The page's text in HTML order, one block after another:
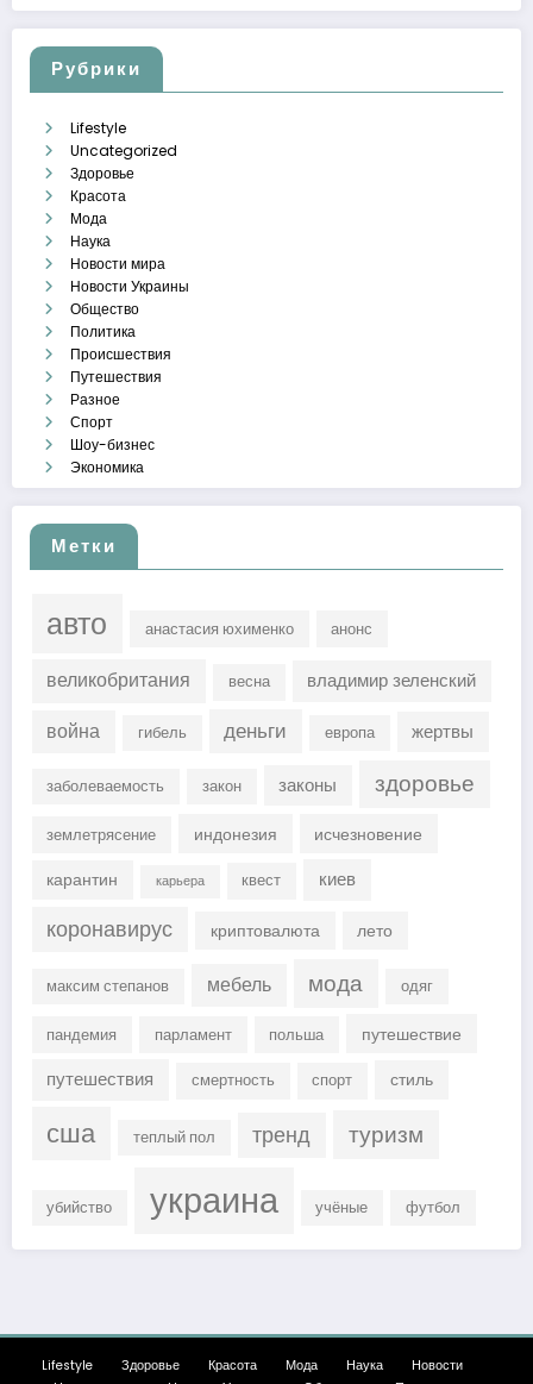
Рубрики
Lifestyle
Uncategorized
Здоровье
Красота
Мода
Наука
Новости мира
Новости Украины
Общество
Политика
Происшествия
Путешествия
Разное
Спорт
Шоу-бизнес
Экономика
Метки
авто анастасия юхименко анонс
великобритания весна владимир зеленский
война гибель деньги европа жертвы
заболеваемость закон законы здоровье
землетрясение индонезия
исчезновение
карантин
карьера квест киев
коронавирус криптовалюта лето
максим степанов мебель мода одяг
пандемия парламент польша путешествие
путешествия смертность спорт стиль
сша теплый пол тренд туризм
убийство украина учёные футбол
Lifestyle Здоровье Красота Мода Наука
Новости